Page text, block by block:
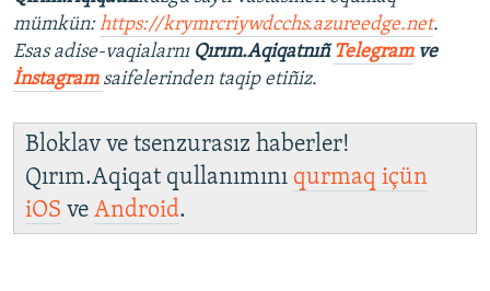
mümkün:https://krymrcriywdcchs.azureedge.net.
Esas adise-vaqialarnı Qırım.Aqiqatnıñ Telegramve
İnstagram saifelerinden taqip etiñiz.
Bloklav ve tsenzurasız haberler!
Qırım.Aqiqat qullanımını qurmaq içün
iOS ve Android.